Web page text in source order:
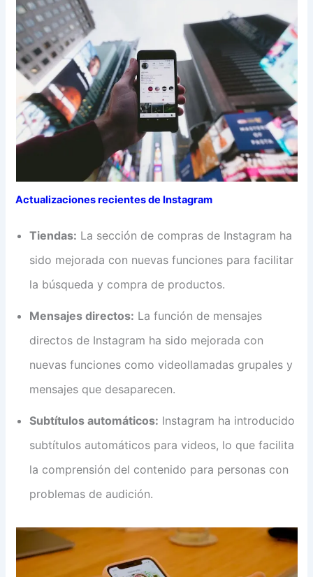
Actualizaciones recientes de Instagram
Tiendas: La sección de compras de Instagram ha
sido mejorada con nuevas funciones para facilitar
la búsqueda y compra de productos.
Mensajes directos: La función de mensajes
directos de Instagram ha sido mejorada con
nuevas funciones como videollamadas grupales y
mensajes que desaparecen.
Subtítulos automáticos: Instagram ha introducido
subtítulos automáticos para videos, lo que facilita
la comprensión del contenido para personas con
problemas de audición.